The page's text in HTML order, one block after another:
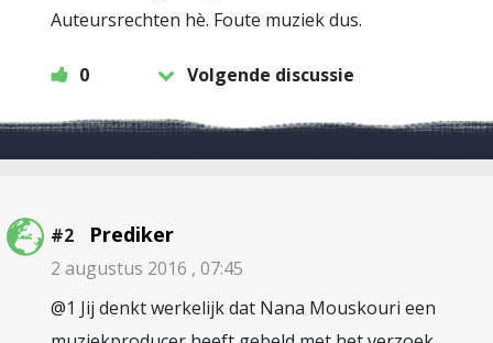
Auteursrechten hè. Foute muziek dus.
0 Volgende discussie
#2 Prediker
2 augustus 2016 , 07:45
@1 Jij denkt werkelijk dat Nana Mouskouri een